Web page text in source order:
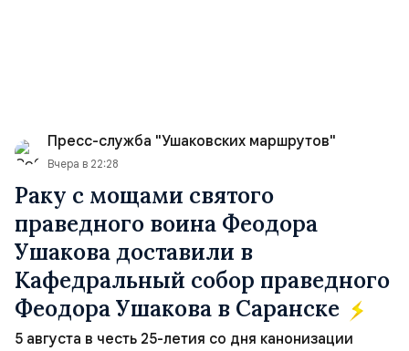
Пресс-служба "Ушаковских маршрутов"
Вчера в 22:28
Раку с мощами святого
праведного воина Феодора
Ушакова доставили в
Кафедральный собор праведного
Феодора Ушакова в Саранске
5 августа в честь 25-летия со дня канонизации